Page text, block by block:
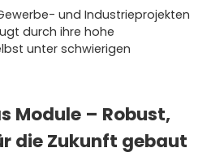
und Industrieprojekten
durch ihre hohe
unter schwierigen
Module – Robust,
die Zukunft gebaut